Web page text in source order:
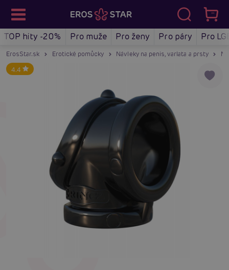
TOP hity -20% Pro muže Pro ženy Pro páry Pro
ErosStar.sk Erotické pomůcky Návleky na penis, varlata a prsty
4.4